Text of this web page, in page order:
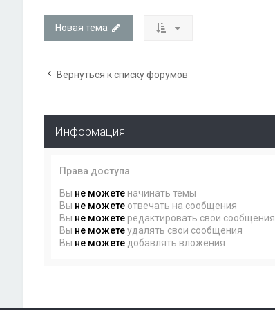
Новая тема
Вернуться к списку форумов
Информация
Права доступа
Вы не можетеначинать темы
Вы не можетеотвечать на сообщения
Вы не можетередактировать свои сообщения
Вы не можетеудалять свои сообщения
Вы не можетедобавлять вложения